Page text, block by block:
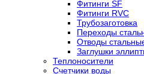
Фитинги SF
Фитинги RVC
Трубозаготовка
Переходы
Отводы
Заглушки
Теплоносители
Счетчики воды